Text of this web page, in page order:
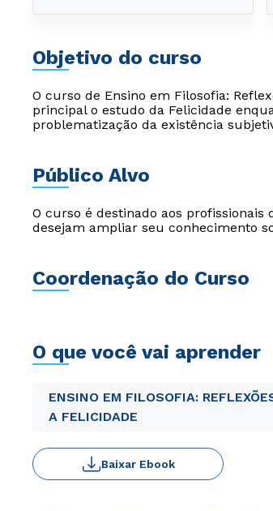
Objetivo do curso
O curso de Ensino em Filosofia:
principal o estudo da Felicidade
problematização da existência
Público Alvo
O curso é destinado aos
desejam ampliar seu conhecimento
Coordenação do Curso
O que você vai aprender
ENSINO EM FILOSOFIA:
A FELICIDADE
Baixar Ebook